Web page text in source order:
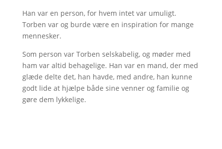
Han var en person, for hvem intet var umuligt.
Torben var og burde være en inspiration for mange
mennesker.
Som person var Torben selskabelig, og møder med
ham var altid behagelige. Han var en mand, der med
glæde delte det, han havde, med andre, han kunne
godt lide at hjælpe både sine venner og familie og
gøre dem lykkelige.